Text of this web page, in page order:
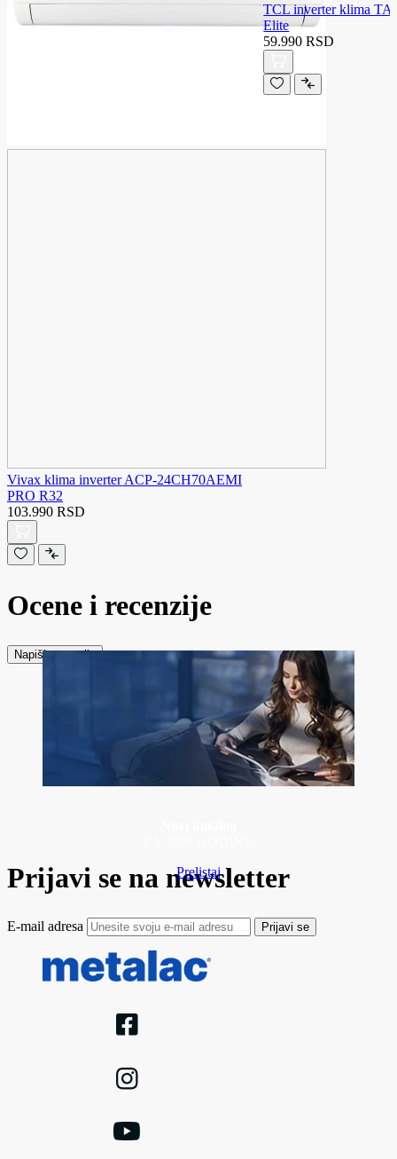
Vivax klima inverter ACP-24CH70AEMI
PRO R32
103.990 RSD
TCL inverter klima
Elite
59.990 RSD
Ocene i recenzije
Napiši recenziju
Prelistaj
Prijavi se na newsletter
E-mail adresa Prijavi se